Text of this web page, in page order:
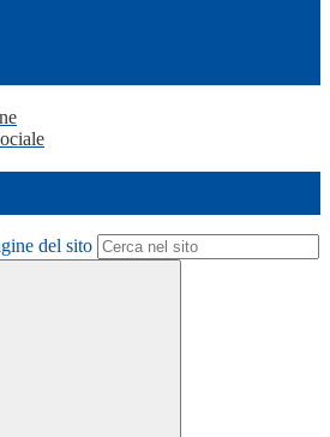
del sito